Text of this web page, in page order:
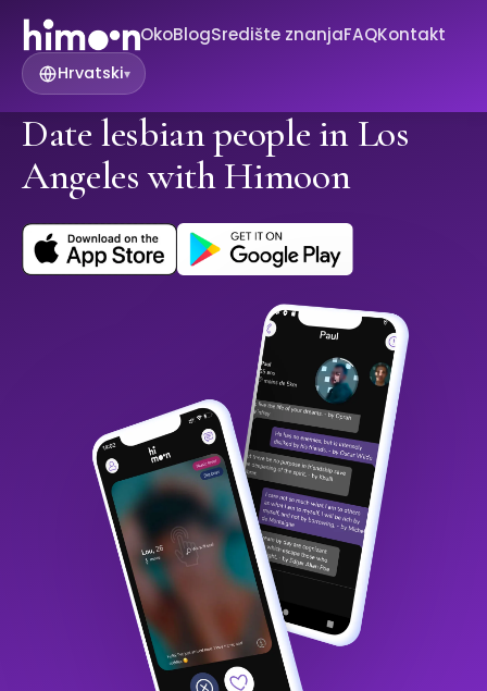
OkoBlogSredište znanjaFAQKontakt
Hrvatski▾
Date lesbian people in Los
Angeles with Himoon